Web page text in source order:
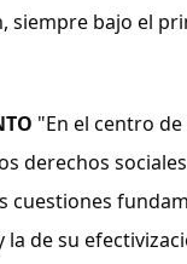
siempre bajo el
"En el centro de
derechos
cuestiones
de su